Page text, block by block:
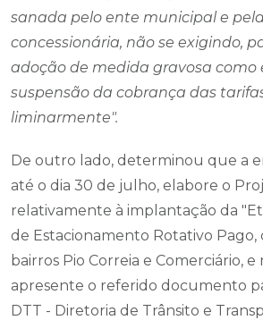
sanada pelo ente municipal e
concessionária, não se exigindo,
adoção de medida gravosa como
suspensão da cobrança das
liminarmente".
De outro lado, determinou que a
até o dia 30 de julho, elabore o
relativamente à implantação da
de Estacionamento Rotativo Pago,
bairros Pio Correia e Comerciário,
apresente o referido documento
DTT - Diretoria de Trânsito e